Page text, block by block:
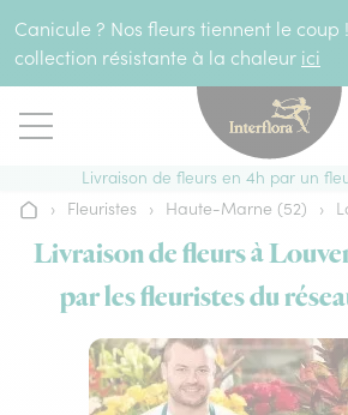
Canicule ? Nos fleurs tiennent le coup
collection résistante à la chaleur ici
Livraison de fleurs en 4h par un
Accueil
› Fleuristes › Haute-Marne (52) ›
Livraison de fleurs à
par les fleuristes du